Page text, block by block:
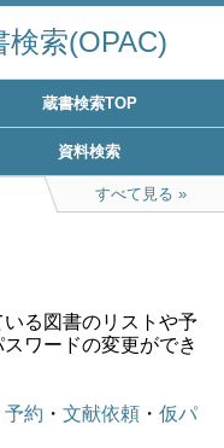
索(OPAC)
蔵書検索TOP
資料検索
すべて見る
る図書のリストや予
ワードの変更ができ
予約 ・ 文献依頼 ・ 仮パ